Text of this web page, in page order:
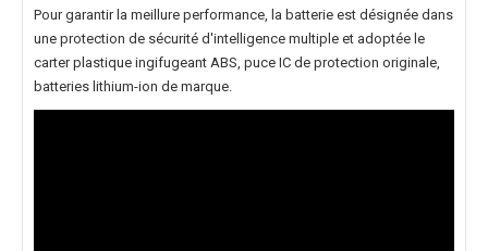
Pour garantir la meillure performance, la batterie est désignée dans
une protection de sécurité d'intelligence multiple et adoptée le
carter plastique ingifugeant ABS, puce IC de protection originale,
batteries lithium-ion de marque.